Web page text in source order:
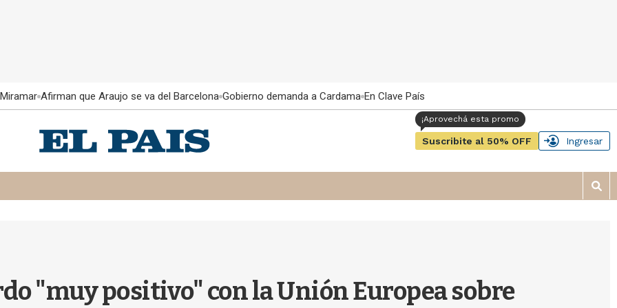
Afirman que Araujo se va del Barcelona Gobierno demanda a Cardama En Clave País
Suscribite al 50% OFF Ingresar
M
o
"muy positivo" con la Unión Europea sobre